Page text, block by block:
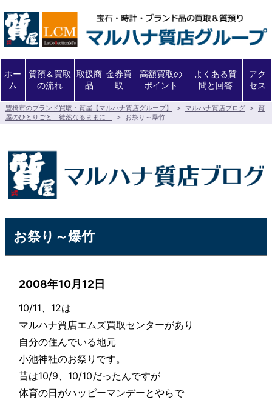
ホー
ム
質預＆買取
の流れ
取扱商
品
金券買
取
高額買取の
ポイント
よくある質
問と回答
アク
セス
豊橋市のブランド買取・質屋【マルハナ質店グループ】 > マルハナ質店ブログ > 質
屋のひとりごと 徒然なるままに
> お祭り～爆竹
お祭り～爆竹
2008年10月12日
10/11、12は
マルハナ質店エムズ買取センターがあり
自分の住んでいる地元
小池神社のお祭りです。
昔は10/9、10/10だったんですが
体育の日がハッピーマンデーとやらで